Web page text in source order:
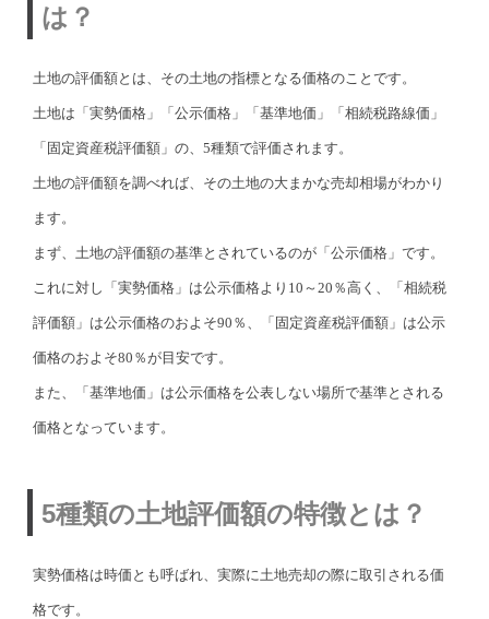
は？
土地の評価額とは、その土地の指標となる価格のことです。
土地は「実勢価格」「公示価格」「基準地価」「相続税路線価」
「固定資産税評価額」の、5種類で評価されます。
土地の評価額を調べれば、その土地の大まかな売却相場がわかり
ます。
まず、土地の評価額の基準とされているのが「公示価格」です。
これに対し「実勢価格」は公示価格より10～20％高く、「相続税
評価額」は公示価格のおよそ90％、「固定資産税評価額」は公示
価格のおよそ80％が目安です。
また、「基準地価」は公示価格を公表しない場所で基準とされる
価格となっています。
5種類の土地評価額の特徴とは？
実勢価格は時価とも呼ばれ、実際に土地売却の際に取引される価
格です。